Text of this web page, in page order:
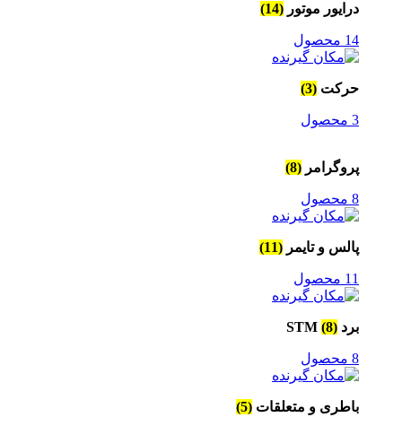
درایور موتور (14)
14 محصول
حرکت (3)
3 محصول
پروگرامر (8)
8 محصول
پالس و تایمر (11)
11 محصول
برد STM (8)
8 محصول
باطری و متعلقات (5)